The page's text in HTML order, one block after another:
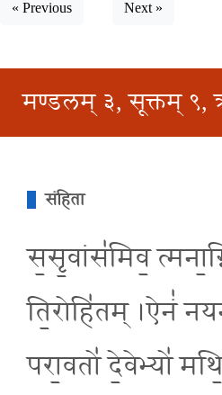
« Previous Next »
मण्डलम् ३, सूक्तम्
संहिता
स॒सृ॒वांस॑मिव॒
ति॒रोहि॑तम् ।ऐनं॑
परा॒वतो॑ दे॒वेभ्यो॑